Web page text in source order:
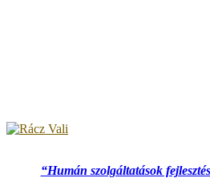
“Humán szolgáltatások